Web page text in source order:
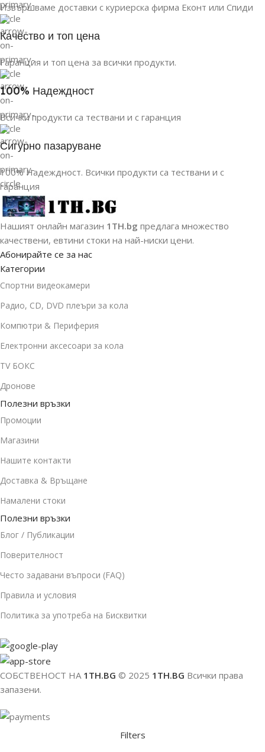
Извършваме доставки с куриерска фирма Еконт или Спиди
Качество и топ цена
Гаранция и топ цена за всички продукти.
100% Надеждност
Всички продукти са тествани и с гаранция
Сигурно пазаруване
100% Надеждност. Всички продукти са тествани и с
гаранция
Нашият онлайн магазин 1TH.bg предлага множество
качествени, евтини стоки на най-ниски цени.
Абонирайте се за нас
Категории
Спортни видеокамери
Радио, CD, DVD плеъри за кола
Компютри & Периферия
Електронни аксесоари за кола
TV БОКС
Дронове
Полезни връзки
Промоции
Магазини
Нашите контакти
Доставка & Връщане
Намалени стоки
Полезни връзки
Блог / Публикации
Поверителност
Често задавани въпроси (FAQ)
Правила и условия
Политика за употреба на Бисквитки
СОБСТВЕНОСТ НА 1TH.BG © 2025 1TH.BG Всички права
запазени.
Filters